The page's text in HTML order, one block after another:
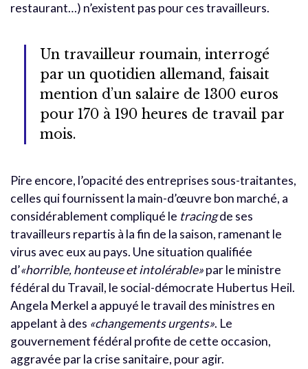
restaurant…) n’existent pas pour ces travailleurs.
Un travailleur roumain, interrogé
par un quotidien allemand, faisait
mention d’un salaire de 1300 euros
pour 170 à 190 heures de travail par
mois.
Pire encore, l’opacité des entreprises sous-traitantes,
celles qui fournissent la main-d’œuvre bon marché, a
considérablement compliqué le tracingde ses
travailleurs repartis à la fin de la saison, ramenant le
virus avec eux au pays. Une situation qualifiée
d’«horrible, honteuse et intolérable»par le ministre
fédéral du Travail, le social-démocrate Hubertus Heil.
Angela Merkel a appuyé le travail des ministres en
appelant à des «changements urgents». Le
gouvernement fédéral profite de cette occasion,
aggravée par la crise sanitaire, pour agir.